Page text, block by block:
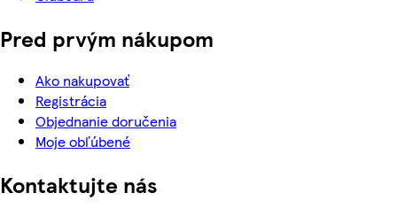
Pred prvým nákupom
Ako nakupovať
Registrácia
Objednanie doručenia
Moje obľúbené
Kontaktujte nás